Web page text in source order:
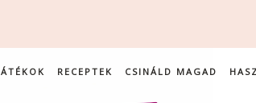
RECEPTEK CSINÁLD MAGAD